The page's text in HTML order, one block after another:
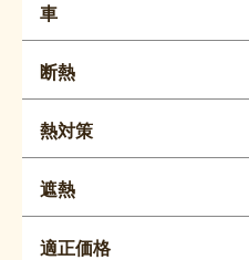
車
断熱
熱対策
遮熱
適正価格